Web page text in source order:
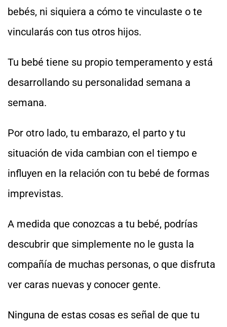
bebés, ni siquiera a cómo te vinculaste o te
vincularás con tus otros hijos.
Tu bebé tiene su propio temperamento y está
desarrollando su personalidad semana a
semana.
Por otro lado, tu embarazo, el parto y tu
situación de vida cambian con el tiempo e
influyen en la relación con tu bebé de formas
imprevistas.
A medida que conozcas a tu bebé, podrías
descubrir que simplemente no le gusta la
compañía de muchas personas, o que disfruta
ver caras nuevas y conocer gente.
Ninguna de estas cosas es señal de que tu